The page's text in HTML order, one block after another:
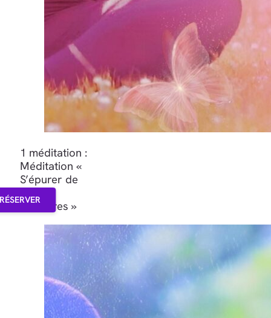
1 méditation :
Méditation «
S’épurer de
ses
blessures »